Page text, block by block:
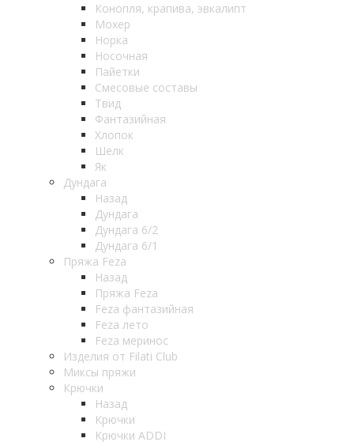
Конопля, крапива, эвкалипт
Мохер
Норка
Носочная
Пайетки
Смесовые составы
Твид
Фантазийная
Хлопок
Шелк
Як
Дундага
Назад
Дундага
Дундага 6/2
Дундага 6/1
Пряжа Feza
Назад
Пряжа Feza
Feza фантазийная
Feza лето
Feza меринос
Изделия от Filati Club
Миксы пряжи
Крючки
Назад
Крючки
Крючки ADDI